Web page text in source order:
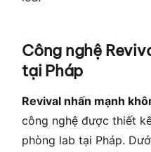
Công nghệ
tại Pháp
Revival nhấn mạnh
công nghệ được thiết
phòng lab tại Pháp.